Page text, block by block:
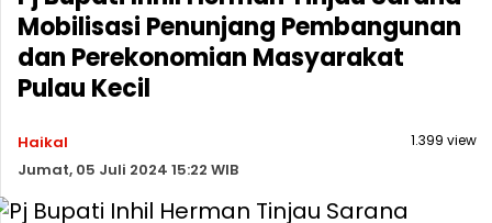
Mobilisasi Penunjang Pembangunan
dan Perekonomian Masyarakat
Pulau Kecil
Haikal
Jumat, 05 Juli 2024 15:22 WIB
1.399 view